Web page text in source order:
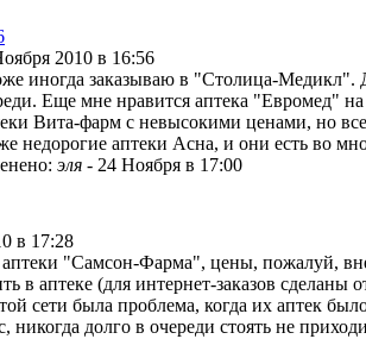
2010 в 16:56
иногда заказываю в "Столица-
Еще мне нравится аптека "Евромед"
Вита-фарм с невысокими ценами, но
недорогие аптеки Асна, и они есть во
эля - 24 Ноября в 17:00
в 17:28
"Самсон-Фарма", цены, пожалуй,
в аптеке (для интернет-заказов
сети была проблема, когда их аптек
никогда долго в очереди стоять не